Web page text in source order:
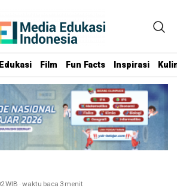
Edukasi Film Fun Facts Inspirasi
WIB ·waktu baca 3 menit